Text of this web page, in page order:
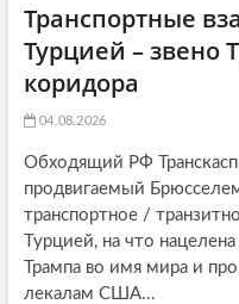
Транспортные
Турцией – звено
коридора
04.08.2026
Обходящий РФ
продвигаемый
транспортное /
Турцией, на что
Трампа во имя мира и
лекалам США...